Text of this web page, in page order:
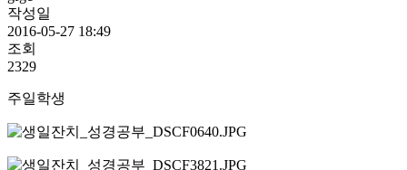
작성일
2016-05-27 18:49
조회
2329
주일학생